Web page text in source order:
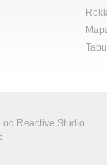
od Reactive Studio